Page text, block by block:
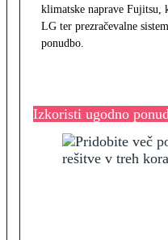
klimatske naprave Fujitsu,
LG ter prezračevalne
ponudbo.
Izkoristi ugodno